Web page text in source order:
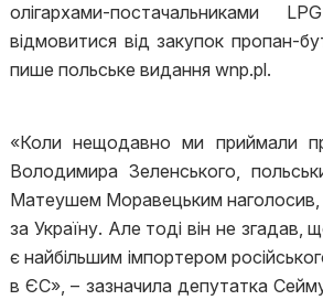
олігархами-постачальниками
відмовитися від закупок пропан-
пише польське видання wnp.pl.
«Коли нещодавно ми приймали
Володимира Зеленського,
Матеушем Моравецьким
за Україну. Але тоді він не згадав,
є найбільшим імпортером
в ЄС», – зазначила депутатка